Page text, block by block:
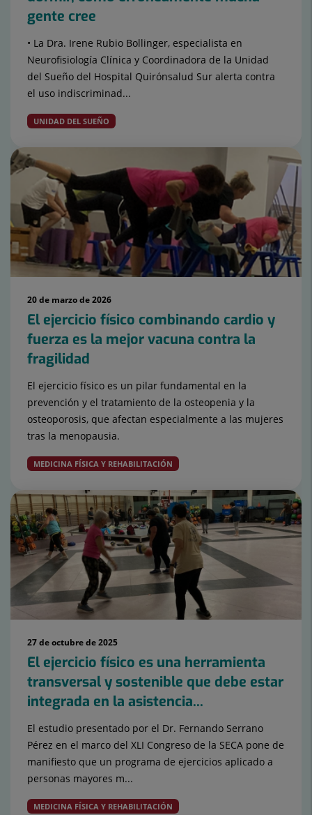
gente cree
• La Dra. Irene Rubio Bollinger, especialista en
Neurofisiología Clínica y Coordinadora de la Unidad
del Sueño del Hospital Quirónsalud Sur alerta contra
el uso indiscriminad...
UNIDAD DEL SUEÑO
20 de marzo de 2026
El ejercicio físico combinando cardio y
fuerza es la mejor vacuna contra la
fragilidad
El ejercicio físico es un pilar fundamental en la
prevención y el tratamiento de la osteopenia y la
osteoporosis, que afectan especialmente a las mujeres
tras la menopausia.
MEDICINA FÍSICA Y REHABILITACIÓN
27 de octubre de 2025
El ejercicio físico es una herramienta
transversal y sostenible que debe estar
integrada en la asistencia...
El estudio presentado por el Dr. Fernando Serrano
Pérez en el marco del XLI Congreso de la SECA pone de
manifiesto que un programa de ejercicios aplicado a
personas mayores m...
MEDICINA FÍSICA Y REHABILITACIÓN